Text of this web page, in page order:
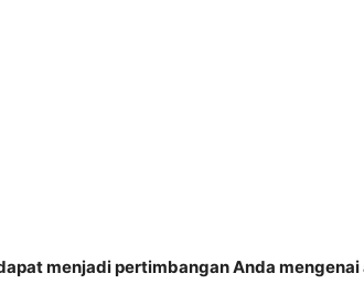
menjadi pertimbangan Anda mengenai